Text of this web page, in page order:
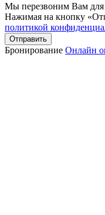
Мы перезвоним Вам для
Нажимая на кнопку
политикой
Отправить
Бронирование Онлайн